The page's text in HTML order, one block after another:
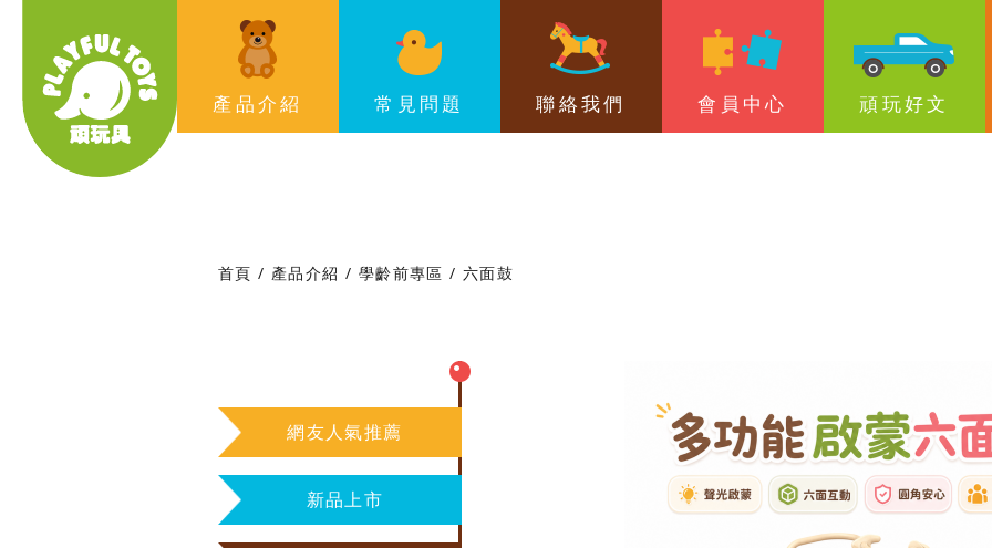
Playful Toys 頑‧玩具
產品介紹 常見問題 聯絡我們 會員中心 頑玩好文
首頁 產品介紹 學齡前專區 六面鼓
網友人氣推薦
新品上市